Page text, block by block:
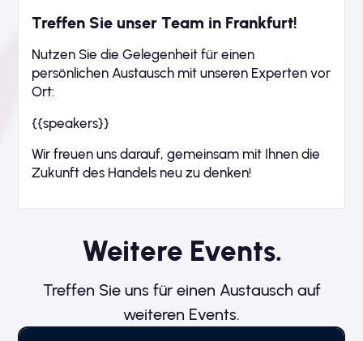
Treffen Sie unser Team in Frankfurt!
Nutzen Sie die Gelegenheit für einen
persönlichen Austausch mit unseren Experten vor
Ort:
{{speakers}}
Wir freuen uns darauf, gemeinsam mit Ihnen die
Zukunft des Handels neu zu denken!
Weitere Events.
Treffen Sie uns für einen Austausch auf
weiteren Events.